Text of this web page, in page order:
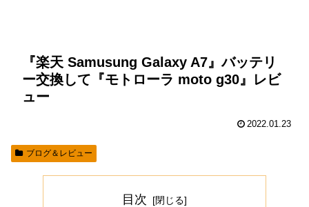
『楽天 Samusung Galaxy A7』バッテリ
ー交換して『モトローラ moto g30』レビ
ュー
2022.01.23
ブログ＆レビュー
目次